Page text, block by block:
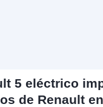
5 eléctrico
de Renault